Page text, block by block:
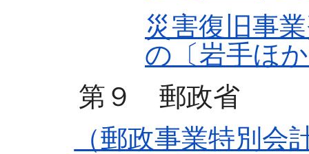
災害復旧事
の〔岩手ほ
第９ 郵政省
（郵政事業特別会